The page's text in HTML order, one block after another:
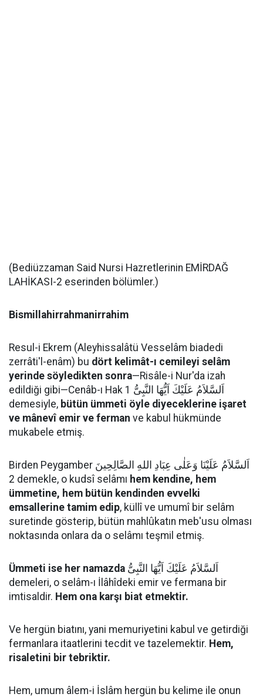
(Bediüzzaman Said Nursi Hazretlerinin EMİRDAĞ
LAHİKASI-2 eserinden bölümler.)
Bismillahirrahmanirrahim
Resul-i Ekrem (Aleyhissalâtü Vesselâm biadedi
zerrâti'l-enâm) bu dört kelimât-ı cemileyi selâm
yerinde söyledikten sonra—Risâle-i Nur'da izah
edildiği gibi—Cenâb-ı Hak اَلسَّلاَمُ عَلَيْكَ اَيُّهَا النَّبِىُّ 1
demesiyle, bütün ümmeti öyle diyeceklerine işaret
ve mânevî emir ve ferman ve kabul hükmünde
mukabele etmiş.
Birden Peygamber اَلسَّلاَمُ عَلَيْنَا وَعَلٰى عِبَادِ اللهِ الصَّالِحِينَ
2 demekle, o kudsî selâmı hem kendine, hem
ümmetine, hem bütün kendinden evvelki
emsallerine tamim edip, küllî ve umumî bir selâm
suretinde gösterip, bütün mahlûkatın meb'usu olması
noktasında onlara da o selâmı teşmil etmiş.
Ümmeti ise her namazda
demeleri, o selâm-ı İlâhîdeki emir ve fermana bir
imtisaldir. Hem ona karşı biat etmektir.
Ve hergün biatını, yani memuriyetini kabul ve getirdiği
fermanlara itaatlerini tecdit ve tazelemektir. Hem,
risaletini bir tebriktir.
Hem, umum âlem-i İslâm hergün bu kelime ile onun